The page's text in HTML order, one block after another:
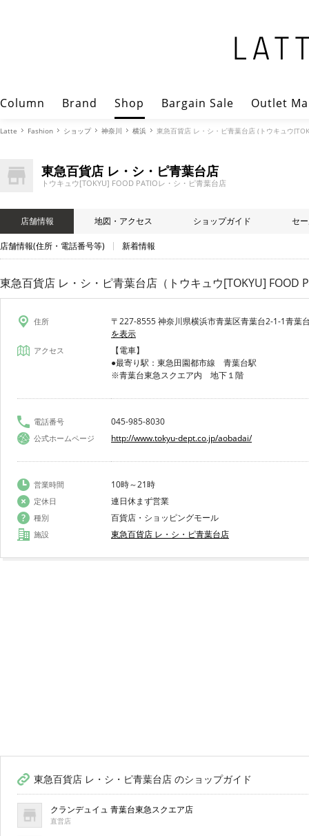
Column Brand Shop Bargain Sale Outlet
Latte Fashion ショップ 神奈川 横浜 東急百貨店 レ・シ・ピ青葉台店 (トウキュウ
東急百貨店 レ・シ・ピ青葉台店
トウキュウ[TOKYU] FOOD PATIOレ・シ・ピ青葉台店
店舗情報 地図・アクセス ショップガイド セ
店舗情報(住所・電話番号等) 新着情報
東急百貨店 レ・シ・ピ青葉台店（トウキュウ[TOKYU] FOOD
住所
〒227-8555 神奈川県横浜市青葉区青葉台2-1-1青葉
を表示
アクセス
【電車】
●最寄り駅：東急田園都市線 青葉台駅
※青葉台東急スクエア内 地下１階
電話番号 045-985-8030
公式ホームページ http://www.tokyu-dept.co.jp/aobadai/
営業時間 10時～21時
定休日 連日休まず営業
種別 百貨店・ショッピングモール
施設 東急百貨店 レ・シ・ピ青葉台店
東急百貨店 レ・シ・ピ青葉台店 のショップガイド
クランデュイュ 青葉台東急スクエア店
直営店